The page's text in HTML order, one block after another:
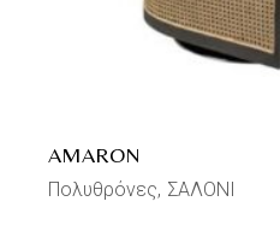
AMARON
Πολυθρόνες ΣΑΛΟΝΙ